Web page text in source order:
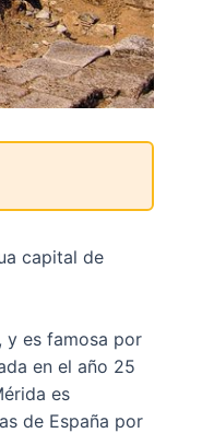
capital de
y es famosa por
en el año 25
es
de España por